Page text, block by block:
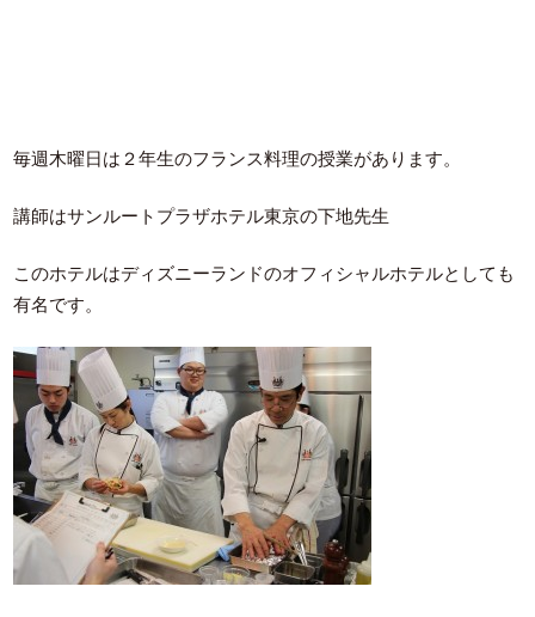
毎週木曜日は２年生のフランス料理の授業があります。
講師はサンルートプラザホテル東京の下地先生
このホテルはディズニーランドのオフィシャルホテルとしても
有名です。